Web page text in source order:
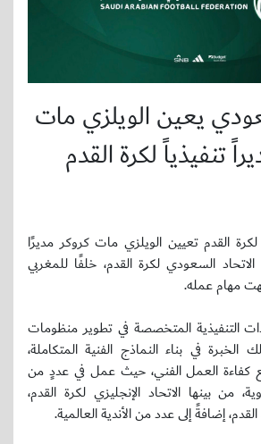
يعين الويلزي مات
تنفيذياً لكرة القدم
القدم تعيين الويلزي مات كروكر مديرًا
الاتحاد السعودي لكرة القدم، خلفًا للمغربي
مهام عمله.
التنفيذية المتخصصة في تطوير منظومات
في بناء النماذج الفنية المتكاملة،
كفاءة العمل الفني، حيث عمل في عددٍ من
من بينها الاتحاد الإنجليزي لكرة القدم،
إضافةً إلى عدد من الأندية العالمية.